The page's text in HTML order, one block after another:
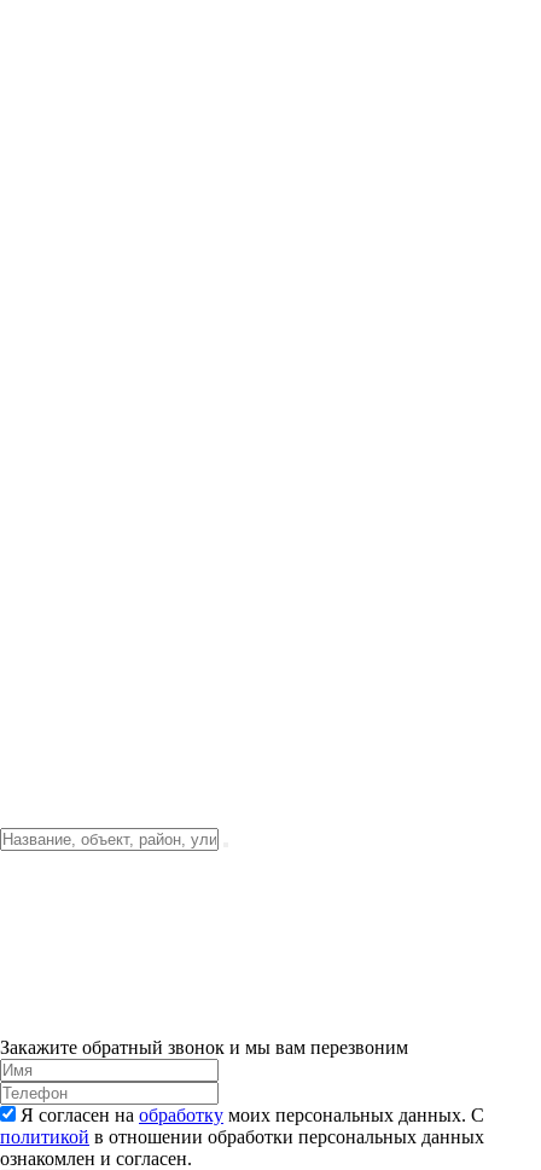
Закажите обратный звонок и мы вам перезвоним
Я согласен на обработку моих персональных данных. С
политикой в отношении обработки персональных данных
ознакомлен и согласен.